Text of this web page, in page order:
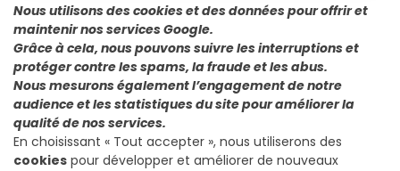
Nous utilisons descookieset des données pour offrir et
maintenir nos services Google.
Grâce à cela, nous pouvons suivre les interruptions et
protéger contre les spams, la fraude et les abus.
Nous mesurons également l’engagement de notre
audience et les statistiques du site pour améliorer la
qualité de nos services.
En choisissant « Tout accepter », nous utiliserons des
cookies pour développer et améliorer de nouveaux